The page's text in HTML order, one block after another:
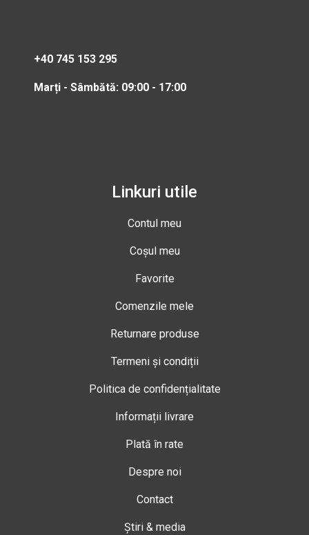
+40 745 153 295
Marți - Sâmbătă: 09:00 - 17:00
Linkuri utile
Contul meu
Coșul meu
Favorite
Comenzile mele
Returnare produse
Termeni și condiții
Politica de confidențialitate
Informații livrare
Plată în rate
Despre noi
Contact
Știri & media